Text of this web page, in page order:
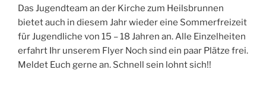
Das Jugendteam an der Kirche zum Heilsbrunnen
bietet auch in diesem Jahr wieder eine Sommerfreizeit
für Jugendliche von 15 – 18 Jahren an. Alle Einzelheiten
erfahrt Ihr unserem Flyer Noch sind ein paar Plätze frei.
Meldet Euch gerne an. Schnell sein lohnt sich!!